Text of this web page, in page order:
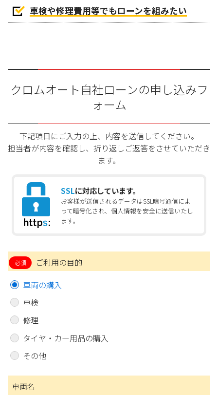
車検や修理費用等でもローンを組みたい
クロムオート自社ローンの申し込みフ
ォーム
下記項目にご入力の上、内容を送信してください。
担当者が内容を確認し、折り返しご返答をさせていただき
ます。
SSLに対応しています。
お客様が送信されるデータはSSL暗号通信によ
って暗号化され、個人情報を安全に送信いたし
ます。
ご利用の目的
車両の購入
車検
修理
タイヤ・カー用品の購入
その他
車両名